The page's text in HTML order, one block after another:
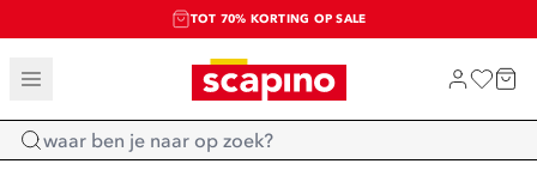
TOT 70% KORTING OP SALE
SALE: LAATSTE KANS!
SHOP NIEUW
Home